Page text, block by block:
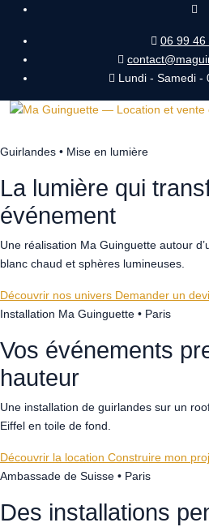
06 99 46
Lundi - Samedi -
Guirlandes • Mise en lumière
La lumière qui
événement
Une réalisation Ma Guinguette autour
blanc chaud et sphères lumineuses.
Découvrir nos univers Demander un
Installation Ma Guinguette • Paris
Vos événements
hauteur
Une installation de guirlandes sur un
Eiffel en toile de fond.
Découvrir la location Construire mon
Ambassade de Suisse • Paris
Des installations